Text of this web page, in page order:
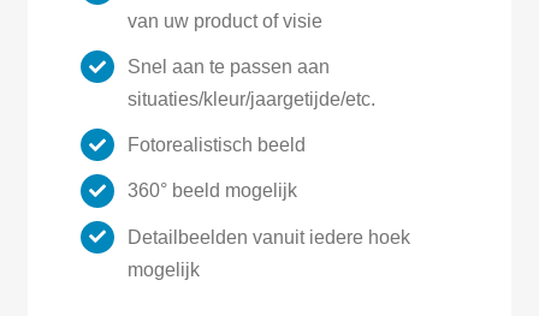
van uw product of visie
Snel aan te passen aan
situaties/kleur/jaargetijde/etc.
Fotorealistisch beeld
360° beeld mogelijk
Detailbeelden vanuit iedere hoek
mogelijk